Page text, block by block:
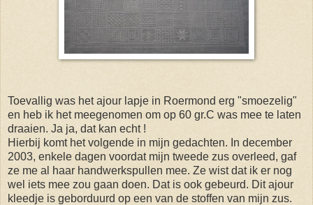
Toevallig was het ajour lapje in Roermond erg "smoezelig"
en heb ik het meegenomen om op 60 gr.C was mee te laten
draaien. Ja ja, dat kan echt !
Hierbij komt het volgende in mijn gedachten. In december
2003, enkele dagen voordat mijn tweede zus overleed, gaf
ze me al haar handwerkspullen mee. Ze wist dat ik er nog
wel iets mee zou gaan doen. Dat is ook gebeurd. Dit ajour
kleedje is geborduurd op een van de stoffen van mijn zus.